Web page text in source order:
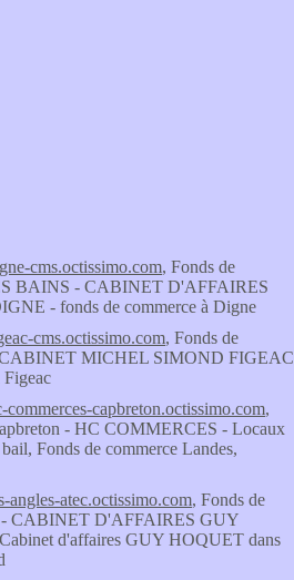
cms.octissimo.com, Fonds de
BAINS - CABINET D'AFFAIRES
- fonds de commerce à Digne
cms.octissimo.com, Fonds de
MICHEL SIMOND FIGEAC
Figeac
commerces-capbreton.octissimo.com,
- HC COMMERCES - Locaux
Fonds de commerce Landes,
angles-atec.octissimo.com, Fonds de
- CABINET D'AFFAIRES GUY
d'affaires GUY HOQUET dans